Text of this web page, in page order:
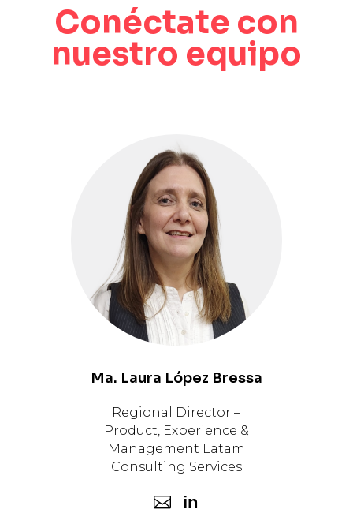
Conéctate con
nuestro equipo
Ma. Laura López Bressa
Regional Director –
Product, Experience &
Management Latam
Consulting Services
in